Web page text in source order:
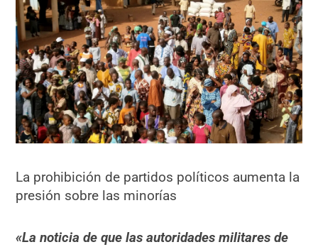
La prohibición de partidos políticos aumenta la
presión sobre las minorías
«La noticia de que las autoridades militares de